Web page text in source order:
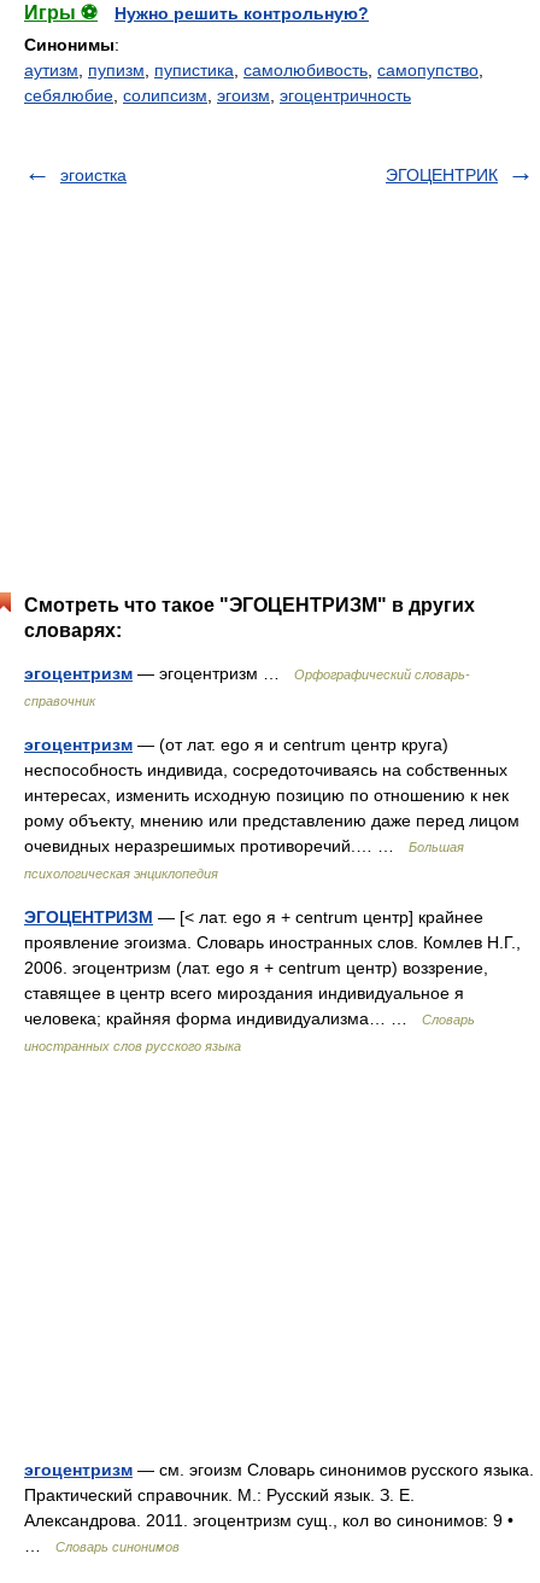
Игры ⚽
Нужно решить контрольную?
Синонимы:
аутизм
пупизм пупистика самолюбивость самопупство
себялюбие солипсизм эгоизм эгоцентричность
эгоистка ЭГОЦЕНТРИК
Смотреть что такое "ЭГОЦЕНТРИЗМ" в других
словарях:
эгоцентризм — эгоцентризм …
Орфографический словарь-
справочник
эгоцентризм — (от лат. ego я и centrum центр круга)
неспособность индивида, сосредоточиваясь на собственных
интересах, изменить исходную позицию по отношению к нек
рому объекту, мнению или представлению даже перед лицом
очевидных неразрешимых противоречий.… …
Большая
психологическая энциклопедия
ЭГОЦЕНТРИЗМ — [< лат. ego я + centrum центр] крайнее
проявление эгоизма. Словарь иностранных слов. Комлев Н.Г.,
2006. эгоцентризм (лат. ego я + centrum центр) воззрение,
ставящее в центр всего мироздания индивидуальное я
человека; крайняя форма индивидуализма… …
Словарь
иностранных слов русского языка
эгоцентризм — см. эгоизм Словарь синонимов русского языка.
Практический справочник. М.: Русский язык. З. Е.
Александрова. 2011. эгоцентризм сущ., кол во синонимов: 9 •
Словарь синонимов